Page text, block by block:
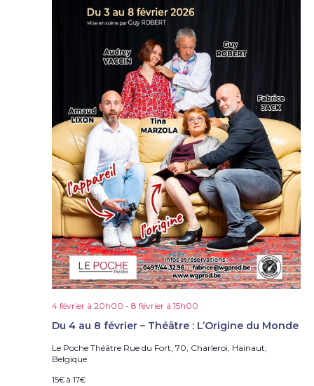
Du 4 au 8 février – Théâtre : L’Origine du Monde
4 février à 20h00 - 8 février à 15h00
Le Poche Théâtre Rue du Fort, 70, Charleroi, Hainaut,
Belgique
15€ à 17€